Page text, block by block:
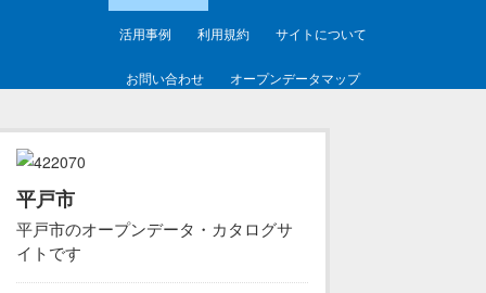
活用事例 利用規約 サイトについて
お問い合わせ オープンデータマップ
平戸市
平戸市のオープンデータ・カタログサ
イトです